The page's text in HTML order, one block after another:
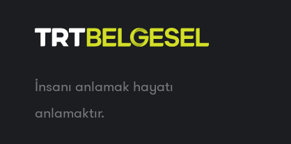
İnsanı anlamak hayatı
anlamaktır.